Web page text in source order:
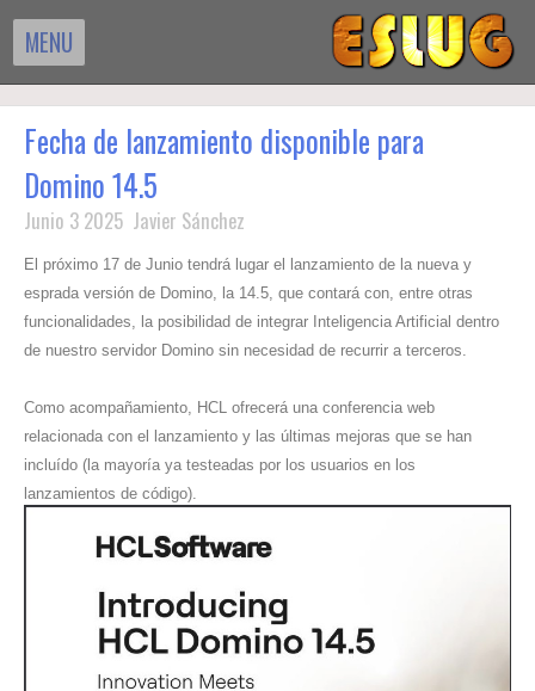
MENU
Fecha de lanzamiento disponible para
Domino 14.5
Junio 3 2025 Javier Sánchez
El próximo 17 de Junio tendrá lugar el lanzamiento de la nueva y
esprada versión de Domino, la 14.5, que contará con, entre otras
funcionalidades, la posibilidad de integrar Inteligencia Artificial dentro
de nuestro servidor Domino sin necesidad de recurrir a terceros.
Como acompañamiento, HCL ofrecerá una conferencia web
relacionada con el lanzamiento y las últimas mejoras que se han
incluído (la mayoría ya testeadas por los usuarios en los
lanzamientos de código).